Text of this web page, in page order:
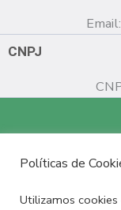
Email:
CNPJ
Políticas de
Utilizamos